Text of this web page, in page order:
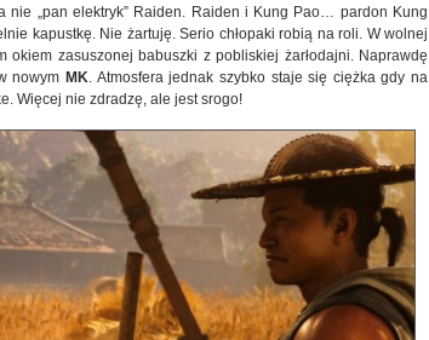
nie „pan elektryk” Raiden. Raiden i Kung Pao… pardon Kung
kapustkę. Nie żartuję. Serio chłopaki robią na roli. W wolnej
zasuszonej babuszki z pobliskiej żarłodajni. Naprawdę
nowym MK . Atmosfera jednak szybko staje się ciężka gdy na
Więcej nie zdradzę, ale jest srogo!